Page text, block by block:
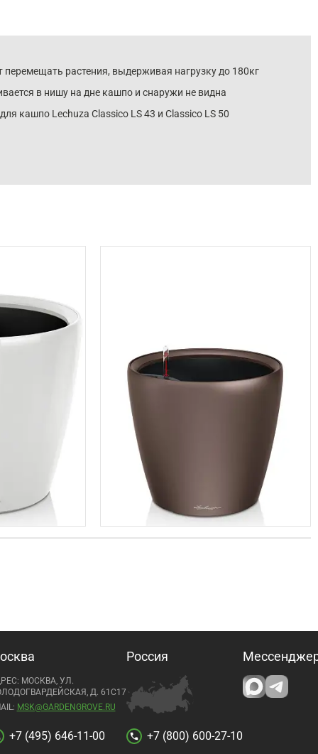
перемещать растения, выдерживая нагрузку до 180кг
в нишу на дне кашпо и снаружи не видна
кашпо Lechuza Classico LS 43 и Classico LS 50
МОСКВА, УЛ.
Д. 61С17
MSK@GARDENGROVE.RU
+7 (495) 646-11-00
Россия
call +7 (800) 600-27-10